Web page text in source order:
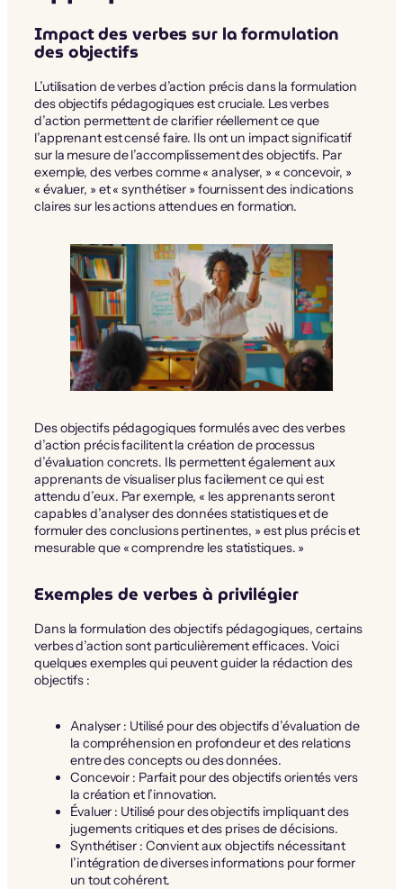
Impact des verbes sur la formulation
des objectifs
L’utilisation de verbes d’action précis dans la formulation
des objectifs pédagogiques est cruciale. Les verbes
d’action permettent de clarifier réellement ce que
l’apprenant est censé faire. Ils ont un impact significatif
sur la mesure de l’accomplissement des objectifs. Par
exemple, des verbes comme « analyser, » « concevoir, »
« évaluer, » et « synthétiser » fournissent des indications
claires sur les actions attendues en formation.
Des objectifs pédagogiques formulés avec des verbes
d’action précis facilitent la création de processus
d’évaluation concrets. Ils permettent également aux
apprenants de visualiser plus facilement ce qui est
attendu d’eux. Par exemple, « les apprenants seront
capables d’analyser des données statistiques et de
formuler des conclusions pertinentes, » est plus précis et
mesurable que « comprendre les statistiques. »
Exemples de verbes à privilégier
Dans la formulation des objectifs pédagogiques, certains
verbes d’action sont particulièrement efficaces. Voici
quelques exemples qui peuvent guider la rédaction des
objectifs :
Analyser : Utilisé pour des objectifs d’évaluation de
la compréhension en profondeur et des relations
entre des concepts ou des données.
Concevoir : Parfait pour des objectifs orientés vers
la création et l’innovation.
Évaluer : Utilisé pour des objectifs impliquant des
jugements critiques et des prises de décisions.
Synthétiser : Convient aux objectifs nécessitant
l’intégration de diverses informations pour former
un tout cohérent.